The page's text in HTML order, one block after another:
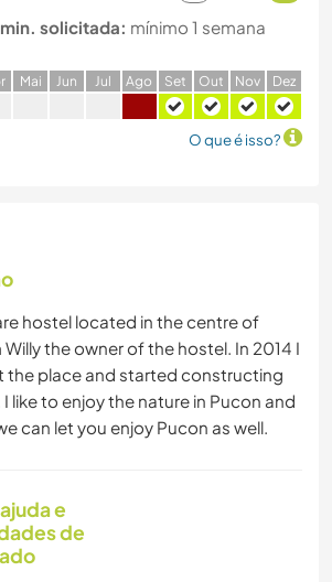
solicitada: mínimo 1 semana
Mai Jun Jul Ago Set Out Nov Dez
O que é isso?
hostel located in the centre of
Willy the owner of the hostel. In 2014 I
the place and started constructing
like to enjoy the nature in Pucon and
can let you enjoy Pucon as well.
e
de